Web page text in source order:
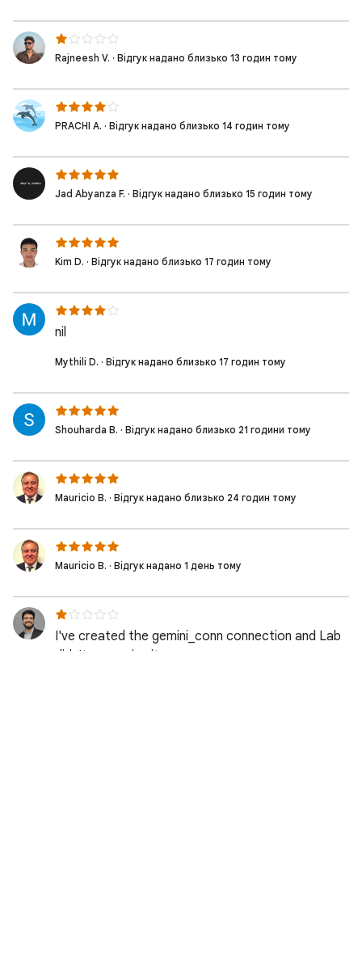
Rajneesh V. · Відгук надано близько 13 годин тому
PRACHI A. · Відгук надано близько 14 годин тому
Jad Abyanza F. · Відгук надано близько 15 годин тому
Kim D. · Відгук надано близько 17 годин тому
nil
Mythili D. · Відгук надано близько 17 годин тому
Shouharda B. · Відгук надано близько 21 години тому
Mauricio B. · Відгук надано близько 24 годин тому
Mauricio B. · Відгук надано 1 день тому
I've created the gemini_conn connection and Lab
didn't recognize it.